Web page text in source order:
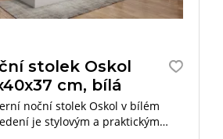
stolek Oskol
cm, bílá
noční stolek Oskol v bílém
je stylovým a praktickým